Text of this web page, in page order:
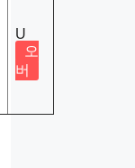
U
오
버